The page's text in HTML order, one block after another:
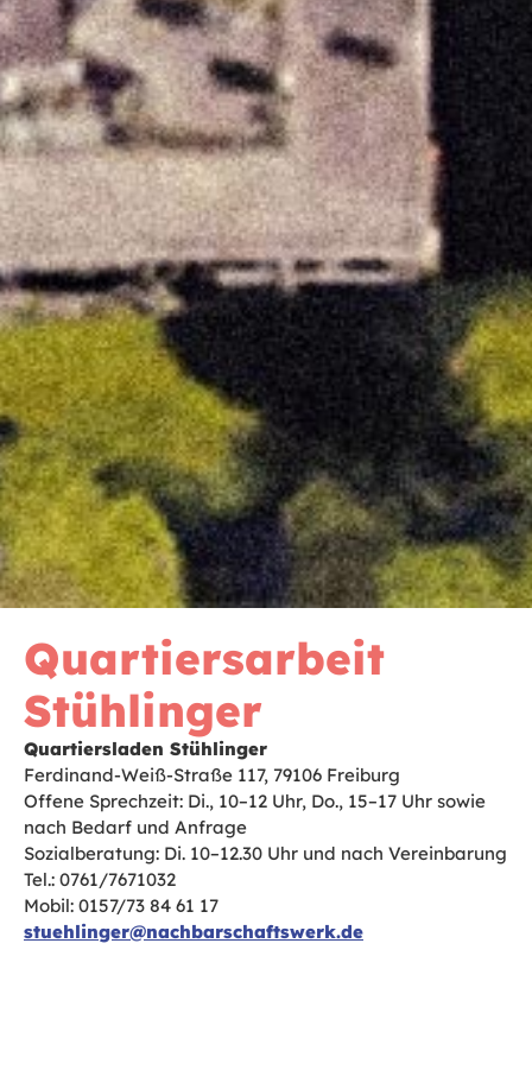
Quartiersarbeit
Stühlinger
Quartiersladen Stühlinger
Ferdinand-Weiß-Straße 117, 79106 Freiburg
Offene Sprechzeit: Di., 10–12 Uhr, Do., 15–17 Uhr sowie
nach Bedarf und Anfrage
Sozialberatung: Di. 10–12.30 Uhr und nach Vereinbarung
Tel.: 0761/7671032
Mobil: 0157/73 84 61 17
stuehlinger@nachbarschaftswerk.de